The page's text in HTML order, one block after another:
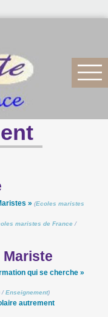
» (Ecoles maristes
maristes de France /
qui se cherche »
/Enseignement)
autrement